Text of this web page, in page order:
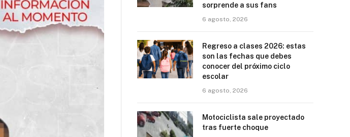
sorprende a sus fans
6 agosto, 2026
Regreso a clases 2026: estas
son las fechas que debes
conocer del próximo ciclo
escolar
6 agosto, 2026
Motociclista sale proyectado
tras fuerte choque